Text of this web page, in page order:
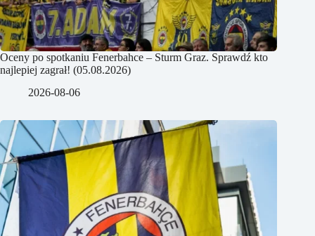
Oceny po spotkaniu Fenerbahce – Sturm Graz. Sprawdź kto
najlepiej zagrał! (05.08.2026)
2026-08-06